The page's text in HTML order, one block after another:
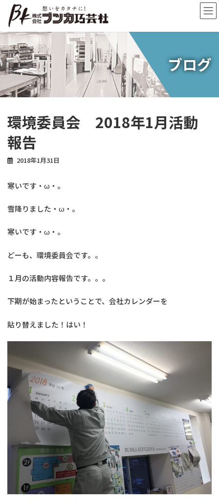
ン
ツ
へ
ス
キ
ッ
プ
ー
シ
ョ
ン
に
移
動
ブログ
環境委員会 2018年1月活動
報告
2018年1月31日
寒いです・ω・。
雪降りました・ω・。
寒いです・ω・。
どーも、環境委員会です。。
１月の活動内容報告です。。。
下期が始まったということで、会社カレンダーを
貼り替えました！はい！